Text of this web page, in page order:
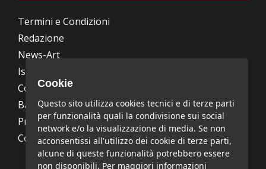
Termini e Condizioni
Redazione
News-Art
Iscrizione alla newsletter
Collabora con noi
Bandi, concorsi, premi
Privacy Policy
Cookie Policy
Cookie
Questo sito utilizza cookies tecnici e di terze parti
per funzionalità quali la condivisione sui social
network e/o la visualizzazione di media. Se non
acconsentissi all'utilizzo dei cookie di terze parti,
alcune di queste funzionalità potrebbero essere
non disponibili. Per maggiori informazioni